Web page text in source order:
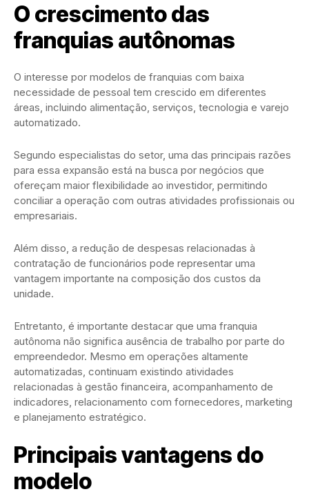
O crescimento das
franquias autônomas
O interesse por modelos de franquias com baixa
necessidade de pessoal tem crescido em diferentes
áreas, incluindo alimentação, serviços, tecnologia e varejo
automatizado.
Segundo especialistas do setor, uma das principais razões
para essa expansão está na busca por negócios que
ofereçam maior flexibilidade ao investidor, permitindo
conciliar a operação com outras atividades profissionais ou
empresariais.
Além disso, a redução de despesas relacionadas à
contratação de funcionários pode representar uma
vantagem importante na composição dos custos da
unidade.
Entretanto, é importante destacar que uma franquia
autônoma não significa ausência de trabalho por parte do
empreendedor. Mesmo em operações altamente
automatizadas, continuam existindo atividades
relacionadas à gestão financeira, acompanhamento de
indicadores, relacionamento com fornecedores, marketing
e planejamento estratégico.
Principais vantagens do
modelo